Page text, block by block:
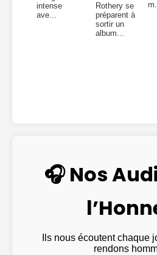
intense
ave...
Rothery se
préparent à
sortir un
album...
🎧 Nos
Ils nous écoutent
rendons